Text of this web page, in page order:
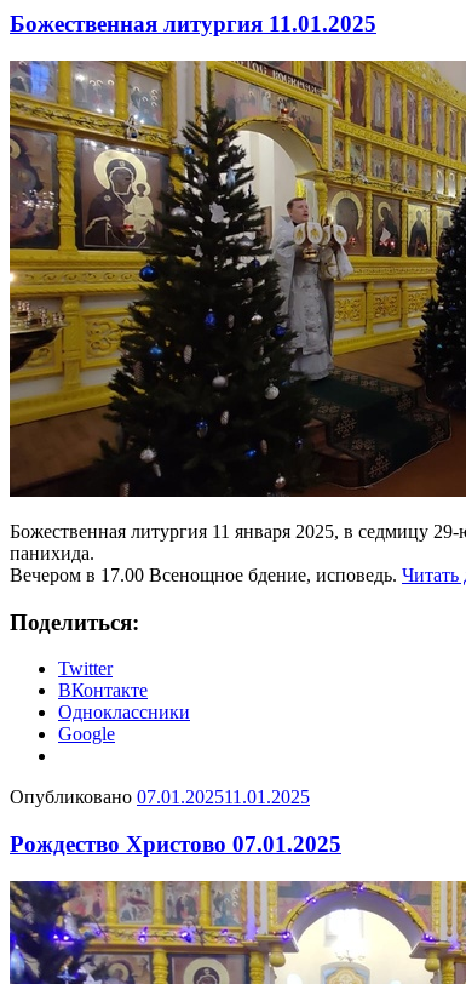
Божественная литургия 11.01.2025
Божественная литургия 11 января 2025, в седмицу
панихида.
Вечером в 17.00 Всенощное бдение, исповедь. Читать
Поделиться:
Twitter
ВКонтакте
Одноклассники
Google
Опубликовано 07.01.202511.01.2025
Рождество Христово 07.01.2025